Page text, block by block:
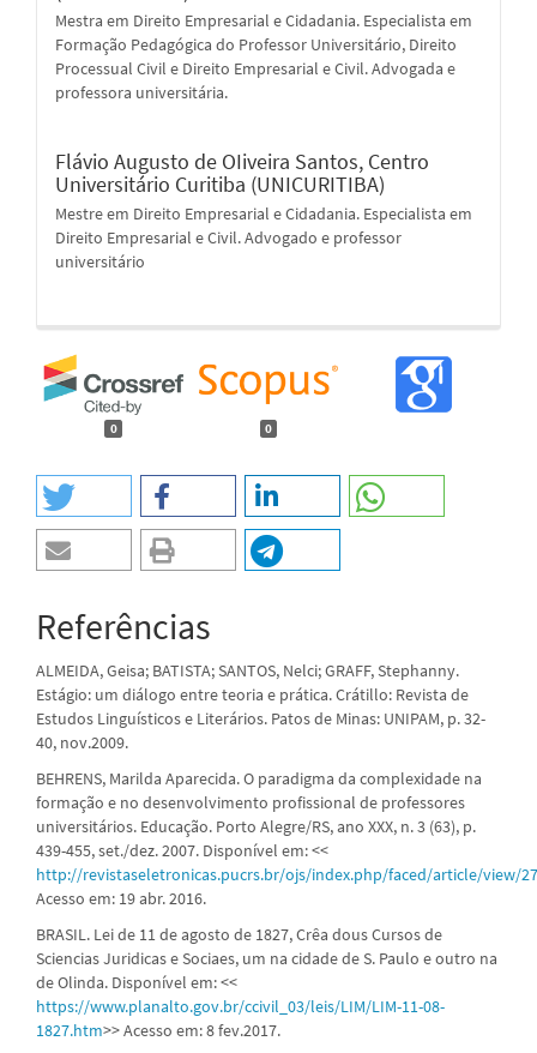
Mestra em Direito Empresarial e Cidadania. Especialista em
Formação Pedagógica do Professor Universitário, Direito
Processual Civil e Direito Empresarial e Civil. Advogada e
professora universitária.
Flávio Augusto de OIiveira Santos, Centro
Universitário Curitiba (UNICURITIBA)
Mestre em Direito Empresarial e Cidadania. Especialista em
Direito Empresarial e Civil. Advogado e professor
universitário
0 0
Referências
ALMEIDA, Geisa; BATISTA; SANTOS, Nelci; GRAFF, Stephanny.
Estágio: um diálogo entre teoria e prática. Crátillo: Revista de
Estudos Linguísticos e Literários. Patos de Minas: UNIPAM, p. 32-
40, nov.2009.
BEHRENS, Marilda Aparecida. O paradigma da complexidade na
formação e no desenvolvimento profissional de professores
universitários. Educação. Porto Alegre/RS, ano XXX, n. 3 (63), p.
439-455, set./dez. 2007. Disponível em: <<
http://revistaseletronicas.pucrs.br/ojs/index.php/faced/article/view/
Acesso em: 19 abr. 2016.
BRASIL. Lei de 11 de agosto de 1827, Crêa dous Cursos de
Sciencias Juridicas e Sociaes, um na cidade de S. Paulo e outro na
de Olinda. Disponível em: <<
https://www.planalto.gov.br/ccivil_03/leis/LIM/LIM-11-08-
1827.htm>> Acesso em: 8 fev.2017.